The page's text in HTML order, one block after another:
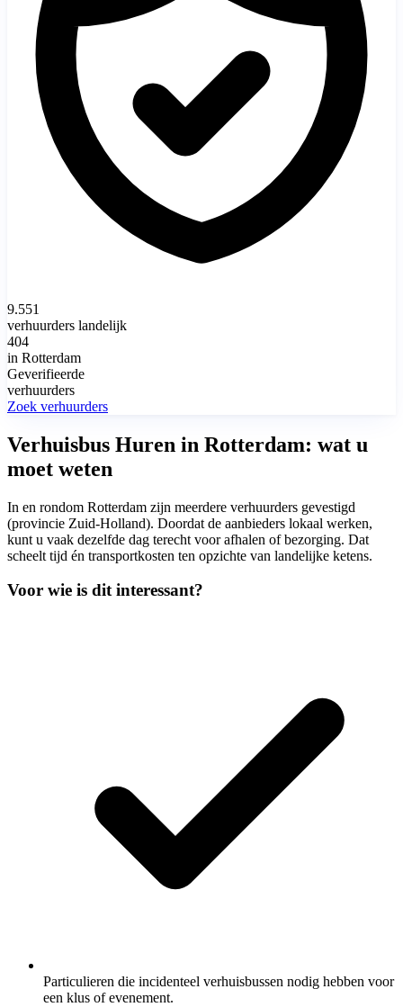
9.551
verhuurders landelijk
404
in Rotterdam
Geverifieerde
verhuurders
Zoek verhuurders
Verhuisbus Huren in Rotterdam: wat u
moet weten
In en rondom Rotterdam zijn meerdere verhuurders gevestigd
(provincie Zuid-Holland). Doordat de aanbieders lokaal werken,
kunt u vaak dezelfde dag terecht voor afhalen of bezorging. Dat
scheelt tijd én transportkosten ten opzichte van landelijke ketens.
Voor wie is dit interessant?
Particulieren die incidenteel verhuisbussen nodig hebben voor
een klus of evenement.